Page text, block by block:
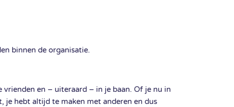
binnen de organisatie.
vrienden en – uiteraard – in je baan. Of je nu in
je hebt altijd te maken met anderen en dus